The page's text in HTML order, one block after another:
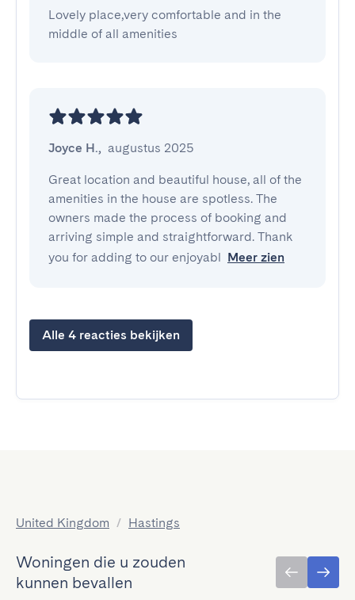
Lovely place,very comfortable and in the
middle of all amenities
Joyce H., augustus 2025
Great location and beautiful house, all of the
amenities in the house are spotless. The
owners made the process of booking and
arriving simple and straightforward. Thank
you for adding to our enjoyabl Meer zien
Alle 4 reacties bekijken
United Kingdom / Hastings
Woningen die u zouden
kunnen bevallen